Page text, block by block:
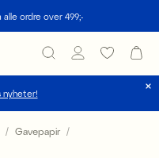
ordre over 499;-
nyheter!
Gavepapir